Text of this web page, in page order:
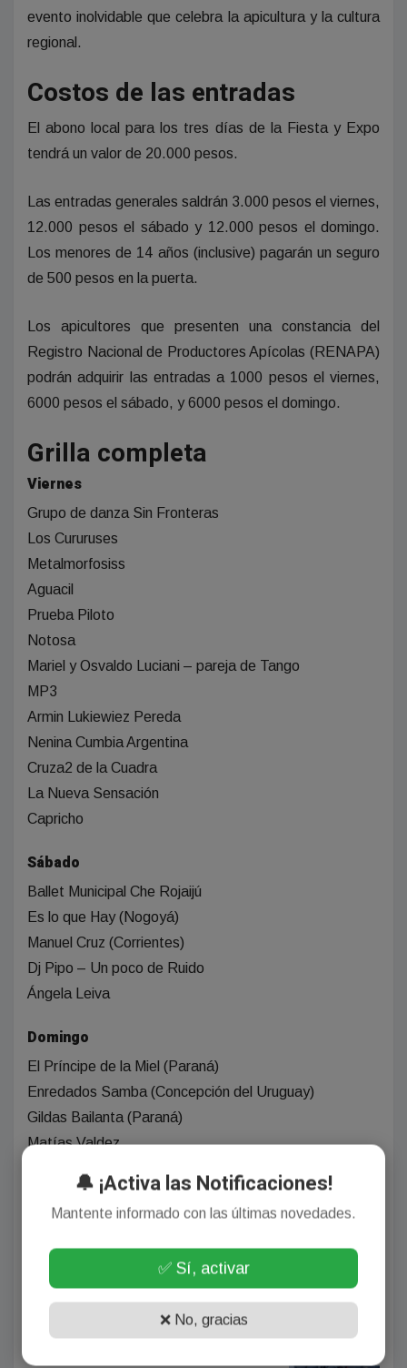
evento inolvidable que celebra la apicultura y la cultura
regional.
Costos de las entradas
El abono local para los tres días de la Fiesta y Expo
tendrá un valor de 20.000 pesos.
Las entradas generales saldrán 3.000 pesos el viernes,
12.000 pesos el sábado y 12.000 pesos el domingo.
Los menores de 14 años (inclusive) pagarán un seguro
de 500 pesos en la puerta.
Los apicultores que presenten una constancia del
Registro Nacional de Productores Apícolas (RENAPA)
podrán adquirir las entradas a 1000 pesos el viernes,
6000 pesos el sábado, y 6000 pesos el domingo.
Grilla completa
Viernes
Grupo de danza Sin Fronteras
Los Cururuses
Metalmorfosiss
Aguacil
Prueba Piloto
Notosa
Mariel y Osvaldo Luciani – pareja de Tango
MP3
Armin Lukiewiez Pereda
Nenina Cumbia Argentina
Cruza2 de la Cuadra
La Nueva Sensación
Capricho
Sábado
Ballet Municipal Che Rojaijú
Es lo que Hay (Nogoyá)
Manuel Cruz (Corrientes)
Dj Pipo – Un poco de Ruido
Ángela Leiva
Domingo
El Príncipe de la Miel (Paraná)
Enredados Samba (Concepción del Uruguay)
Gildas Bailanta (Paraná)
Matías Valdez
Magazine Radio
NOTICIA ANTERIOR
Terminó la tercera fecha de la
Primera Nacional: así quedaron las
posiciones
🔔 ¡Activa las Notificaciones!
Mantente informado con las últimas novedades.
✅ Sí, activar
❌ No, gracias